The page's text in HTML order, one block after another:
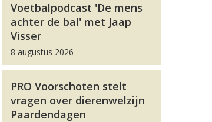
Voetbalpodcast 'De mens
achter de bal' met Jaap
Visser
8 augustus 2026
PRO Voorschoten stelt
vragen over dierenwelzijn
Paardendagen